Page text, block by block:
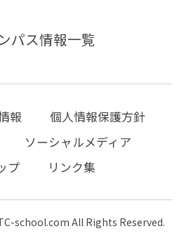
パス情報一覧
報
個人情報保護方針
ソーシャルメディア
プ
リンク集
school.com All Rights Reserved.